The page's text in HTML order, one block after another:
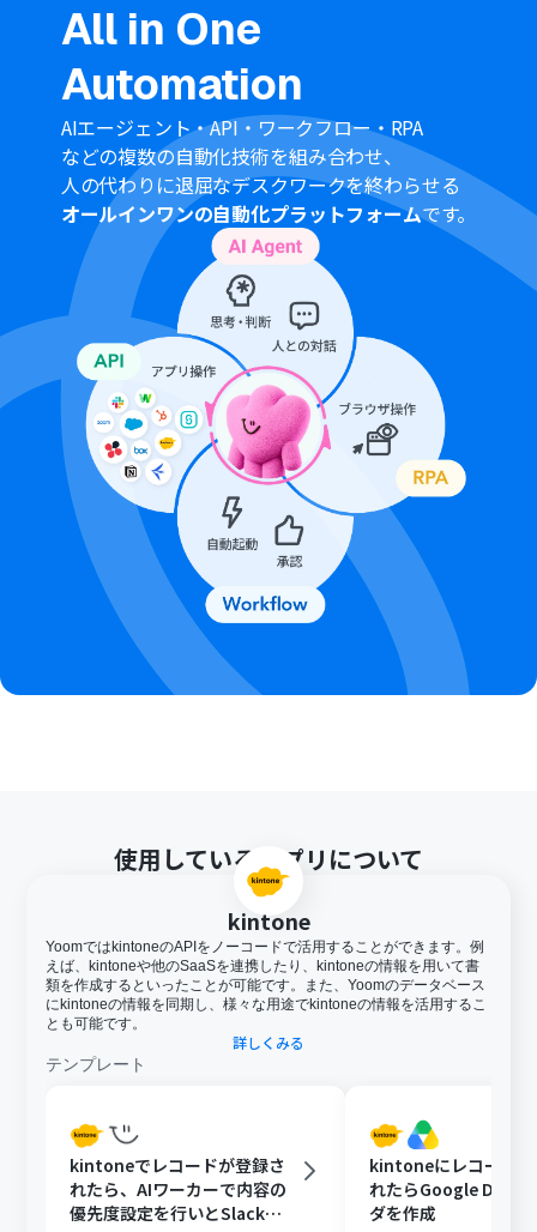
注意事項
kintone、SlackのそれぞれとYoomを連携してくださ
い。
トリガーは5分、10分、15分、30分、60分の間隔で起動
間隔を選択できます。
プランによって最短の起動間隔が異なりますので、ご注意
ください。
All in One
Automation
AIエージェント・API・ワークフロー・RPA
などの複数の自動化技術を組み合わせ、
人の代わりに退屈なデスクワークを終わらせる
オールインワンの自動化プラットフォームです。
使用しているアプリについて
kintone
YoomではkintoneのAPIをノーコードで活用することができます。例
えば、kintoneや他のSaaSを連携したり、kintoneの情報を用いて書
類を作成するといったことが可能です。また、Yoomのデータベース
にkintoneの情報を同期し、様々な用途でkintoneの情報を活用するこ
とも可能です。
詳しくみる
テンプレート
kintoneでレコードが登録さ
れたら、AIワーカーで内容の
優先度設定を行いとSlackで
kintoneにレコード
れたらGoogle Drive
ダを作成